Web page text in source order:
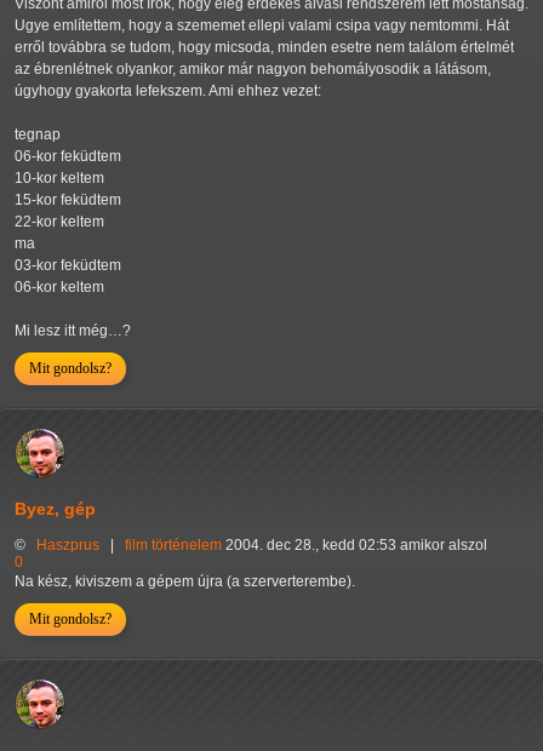
Viszont amiről most írok, hogy elég érdekes alvási rendszerem lett mostanság.
Ugye említettem, hogy a szememet ellepi valami csipa vagy nemtommi. Hát
erről továbbra se tudom, hogy micsoda, minden esetre nem találom értelmét
az ébrenlétnek olyankor, amikor már nagyon behomályosodik a látásom,
úgyhogy gyakorta lefekszem. Ami ehhez vezet:
tegnap
06-kor feküdtem
10-kor keltem
15-kor feküdtem
22-kor keltem
ma
03-kor feküdtem
06-kor keltem
Mi lesz itt még…?
Mit gondolsz?
Byez, gép
© Haszprus | film történelem 2004. dec 28., kedd 02:53 amikor alszol
0
Na kész, kiviszem a gépem újra (a szerverterembe).
Mit gondolsz?